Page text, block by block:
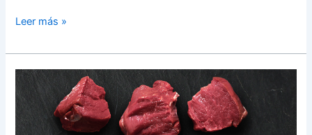
Leer más »
¿Conoces
la
certificación
USDA